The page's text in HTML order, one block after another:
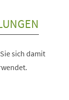
sich damit